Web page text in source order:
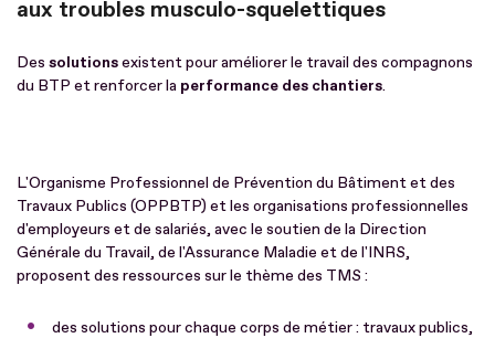
aux troubles musculo-squelettiques
Des solutionsexistent pour améliorer le travail des compagnons
du BTP et renforcer la performance des chantiers.
L'Organisme Professionnel de Prévention du Bâtiment et des
Travaux Publics (OPPBTP) etles organisations professionnelles
d'employeurs et de salariés, avec le soutien de la Direction
Générale du Travail, de l'Assurance Maladie et de l'INRS,
proposent des ressources sur le thème des TMS :
des solutions pour chaque corps de métier : travaux publics,